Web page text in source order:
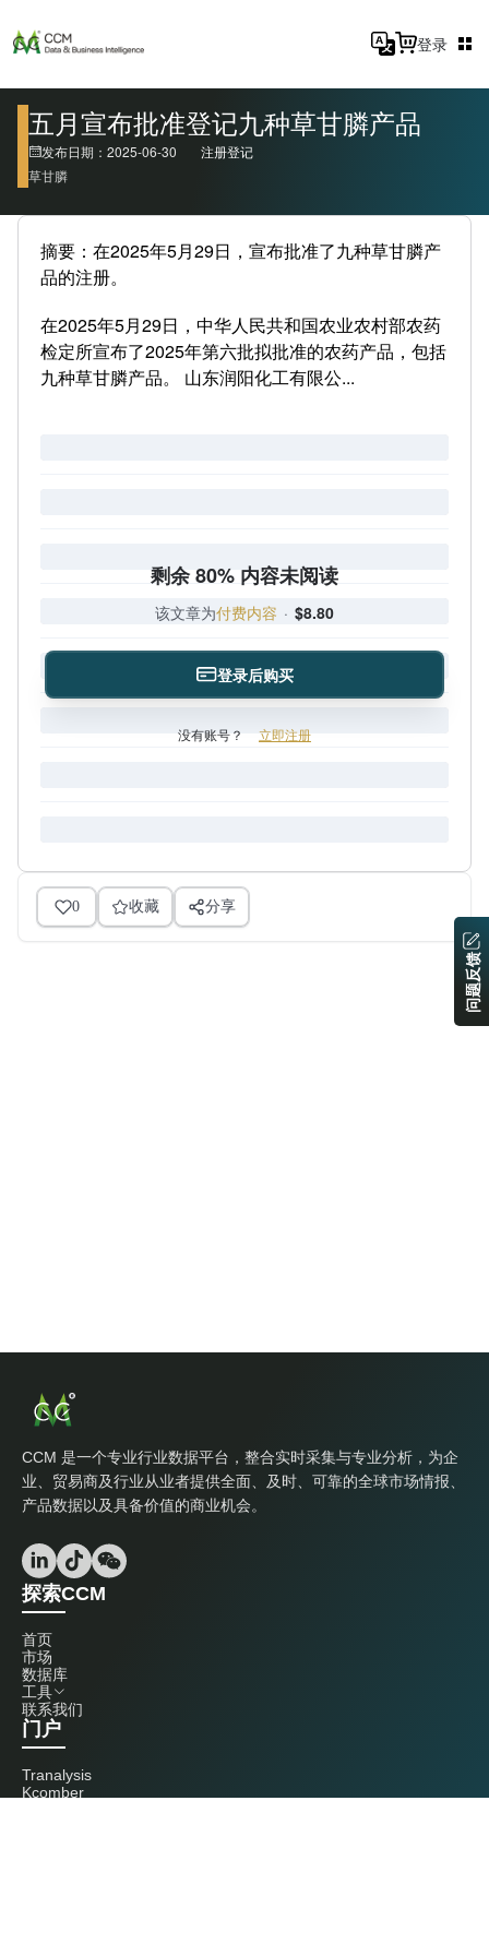
登录
五月宣布批准登记九种草甘膦产品
发布日期：2025-06-30
注册登记
草甘膦
摘要：在2025年5月29日，宣布批准了九种草甘膦产
品的注册。
在2025年5月29日，中华人民共和国农业农村部农药
检定所宣布了2025年第六批拟批准的农药产品，包括
九种草甘膦产品。 山东润阳化工有限公...
剩余 80% 内容未阅读
该文章为付费内容 · $8.80
登录后购买
没有账号？ 立即注册
0 收藏 分享
CCM 是一个专业行业数据平台，整合实时采集与专业分析，为企
业、贸易商及行业从业者提供全面、及时、可靠的全球市场情报、
产品数据以及具备价值的商业机会。
探索CCM
首页
市场
数据库
工具
联系我们
门户
Tranalysis
Kcomber
问题反馈